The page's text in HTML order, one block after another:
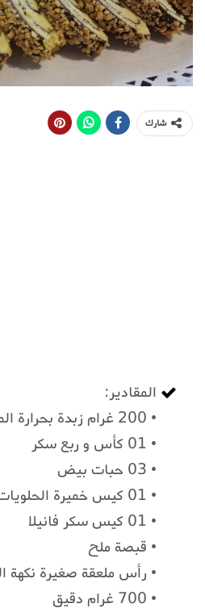
شارك
المقادير:
• 200 غرام زبدة بحرارة المطبخ
• 01 كأس و ربع سكر
• 03 حبات بيض
• 01 كيس خميرة الحلويات
• 01 كيس سكر فانيلا
• قبصة ملح
• رأس ملعقة صغيرة نكهة
• 700 غرام دقيق